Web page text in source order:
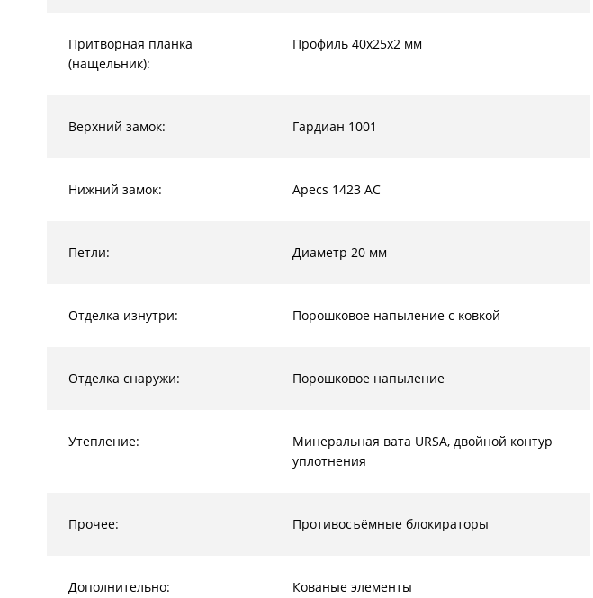
Притворная планка
(нащельник):
Профиль 40х25х2 мм
Верхний замок: Гардиан 1001
Нижний замок: Apecs 1423 AC
Петли: Диаметр 20 мм
Отделка изнутри: Порошковое напыление с ковкой
Отделка снаружи: Порошковое напыление
Утепление:
Минеральная вата URSA, двойной контур
уплотнения
Прочее: Противосъёмные блокираторы
Дополнительно: Кованые элементы